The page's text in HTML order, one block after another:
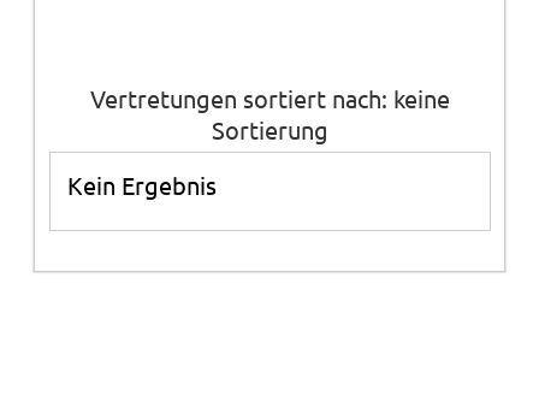
Vertretungen sortiert nach: keine
Sortierung
Kein Ergebnis